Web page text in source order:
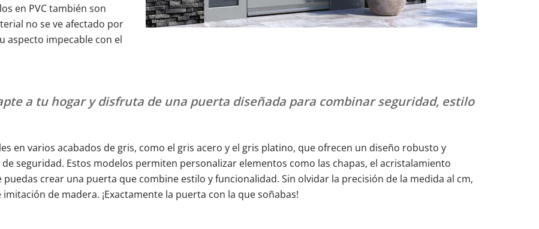
en PVC también son
no se ve afectado por
aspecto impecable con el
a tu hogar y disfruta de una puerta diseñada para combinar seguridad, estilo
en varios acabados de gris, como el gris acero y el gris platino, que ofrecen un diseño robusto y
seguridad. Estos modelos permiten personalizar elementos como las chapas, el acristalamiento
crear una puerta que combine estilo y funcionalidad. Sin olvidar la precisión de la medida al cm,
de madera. ¡Exactamente la puerta con la que soñabas!